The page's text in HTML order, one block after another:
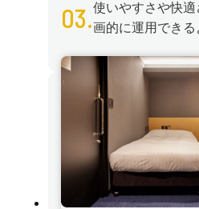
03.使いやすさや快適
画的に運用できる